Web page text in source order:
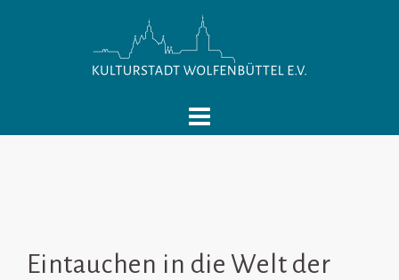
Eintauchen in die Welt der